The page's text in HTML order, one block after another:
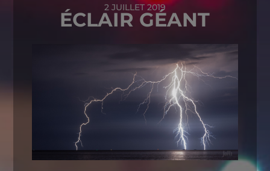
2 JUILLET 2019
ÉCLAIR GÉANT